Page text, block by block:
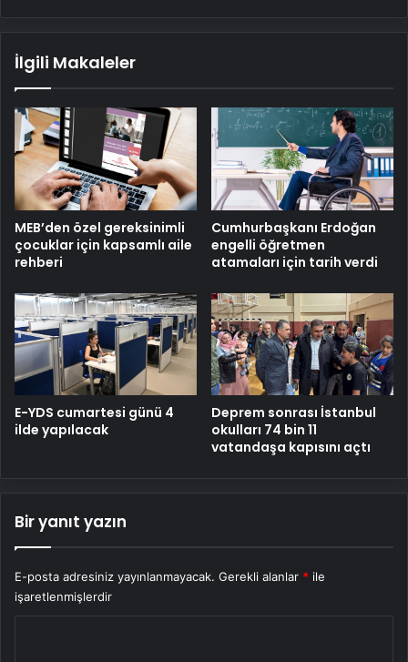
İlgili Makaleler
MEB’den özel gereksinimli
çocuklar için kapsamlı aile
rehberi
Cumhurbaşkanı Erdoğan
engelli öğretmen
atamaları için tarih verdi
E-YDS cumartesi günü 4
ilde yapılacak
Deprem sonrası İstanbul
okulları 74 bin 11
vatandaşa kapısını açtı
Bir yanıt yazın
E-posta adresiniz yayınlanmayacak. Gerekli alanlar * ile
işaretlenmişlerdir